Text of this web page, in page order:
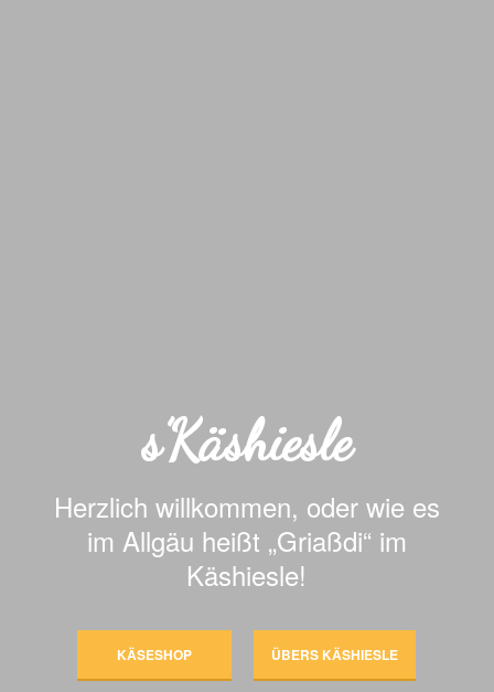
s’Käshiesle
Herzlich willkommen, oder wie es
im Allgäu heißt „Griaßdi“ im
Käshiesle!
KÄSESHOP ÜBERS KÄSHIESLE